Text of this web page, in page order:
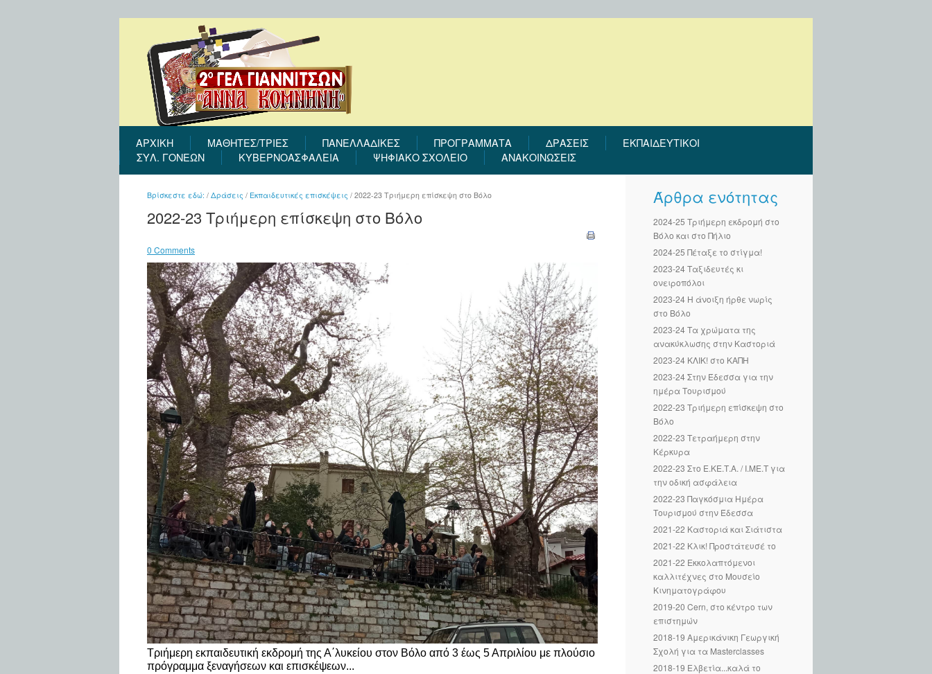
ΑΡΧΙΚΉ ΜΑΘΗΤΕΣ/ΤΡΙΕΣ ΠΑΝΕΛΛΑΔΙΚΕΣ ΠΡΟΓΡΆΜΜΑΤΑ ΔΡΆΣΕΙΣ
ΕΚΠΑΙΔΕΥΤΙΚΟΊ
ΣΎΛ. ΓΟΝΈΩΝ
ΚΥΒΕΡΝΟΑΣΦΑΛΕΙΑ ΨΗΦΙΑΚΟ ΣΧΟΛΕΙΟ ΑΝΑΚΟΙΝΩΣΕΙΣ
Βρίσκεστε εδώ: / Δράσεις / Εκπαιδευτικές επισκέψεις / 2022-23 Τριήμερη επίσκεψη στο Βόλο
2022-23 Τριήμερη επίσκεψη στο Βόλο
0 Comments
Τριήμερη εκπαιδευτική εκδρομή της Α΄λυκείου στον Βόλο από 3 έως 5 Απριλίου με πλούσιο
πρόγραμμα ξεναγήσεων και επισκέψεων...
Άρθρα ενότητας
2024-25 Τριήμερη εκδρομή στο
Βόλο και στο Πήλιο
2024-25 Πέταξε το στίγμα!
2023-24 Ταξιδευτές κι
ονειροπόλοι
2023-24 Η άνοιξη ήρθε νωρίς
στο Βόλο
2023-24 Τα χρώματα της
ανακύκλωσης στην Καστοριά
2023-24 ΚΛΙΚ! στο ΚΑΠΗ
2023-24 Στην Έδεσσα για την
ημέρα Τουρισμού
2022-23 Τριήμερη επίσκεψη στο
Βόλο
2022-23 Τετραήμερη στην
Κέρκυρα
2022-23 Στο Ε.ΚΕ.Τ.Α. / Ι.ΜΕ.Τ για
την οδική ασφάλεια
2022-23 Παγκόσμια Ημέρα
Τουρισμού στην Έδεσσα
2021-22 Καστοριά και Σιάτιστα
2021-22 Κλικ! Προστάτευσέ το
2021-22 Εκκολαπτόμενοι
καλλιτέχνες στο Μουσείο
Κινηματογράφου
2019-20 Cern, στο κέντρο των
επιστημών
2018-19 Αμερικάνικη Γεωργική
Σχολή για τα Masterclasses
2018-19 Ελβετία...καλά το